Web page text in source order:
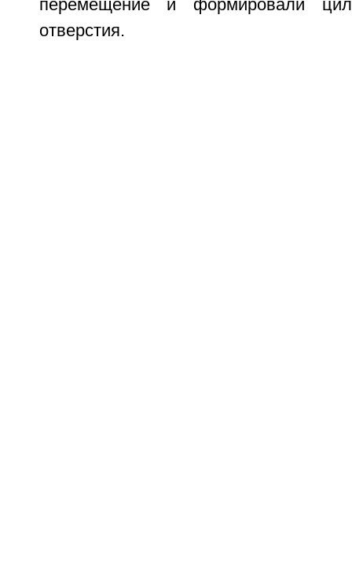
перемещение и формировали
отверстия.